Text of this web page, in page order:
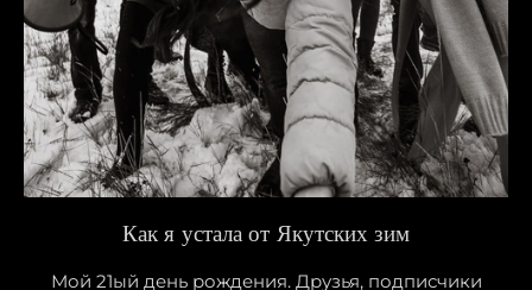
Как я устала от Якутских зим
Мой 21ый день рождения. Друзья, подписчики